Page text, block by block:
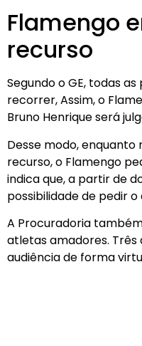
Flamengo
recurso
Segundo o GE, todas
recorrer, Assim, o
Bruno Henrique será
Desse modo,
recurso, o Flamengo
indica que, a partir de
possibilidade de pedir o
A Procuradoria
atletas amadores.
audiência de forma